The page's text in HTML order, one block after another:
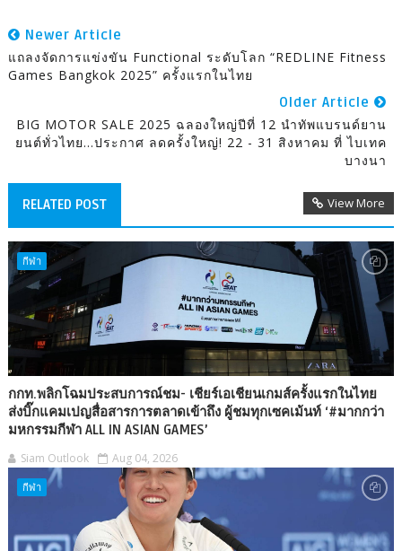
Newer Article
แถลงจัดการแข่งขัน Functional ระดับโลก “REDLINE Fitness
Games Bangkok 2025” ครั้งแรกในไทย
Older Article
BIG MOTOR SALE 2025 ฉลองใหญ่ปีที่ 12 นำทัพแบรนด์ยาน
ยนต์ทั่วไทย…ประกาศ ลดครั้งใหญ่! 22 - 31 สิงหาคม ที่ ไบเทค
บางนา
RELATED POST View More
กีฬา
กกท.พลิกโฉมประสบการณ์ชม- เชียร์เอเชียนเกมส์ครั้งแรกในไทย
ส่งบิ๊กแคมเปญสื่อสารการตลาดเข้าถึง ผู้ชมทุกเซคเม้นท์ ‘#มากกว่า
มหกรรมกีฬา ALL IN ASIAN GAMES’
Siam Outlook Aug 04, 2026
กีฬา